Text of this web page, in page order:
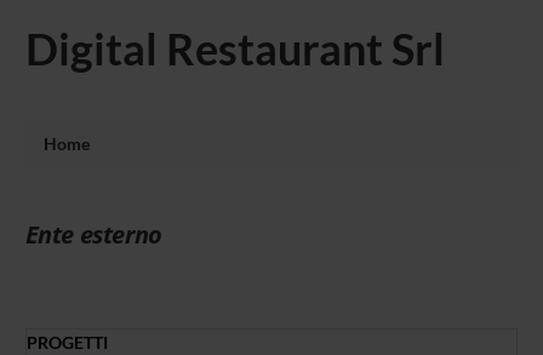
Digital Restaurant Srl
Home
Ente esterno
PROGETTI